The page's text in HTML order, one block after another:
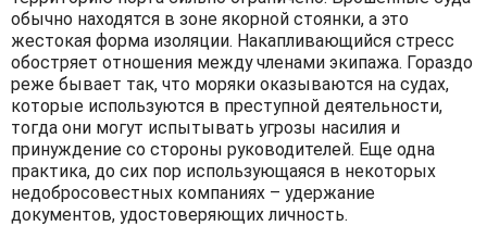
обычно находятся в зоне якорной стоянки, а это
жестокая форма изоляции. Накапливающийся стресс
обостряет отношения между членами экипажа. Гораздо
реже бывает так, что моряки оказываются на судах,
которые используются в преступной деятельности,
тогда они могут испытывать угрозы насилия и
принуждение со стороны руководителей. Еще одна
практика, до сих пор использующаяся в некоторых
недобросовестных компаниях – удержание
документов, удостоверяющих личность.